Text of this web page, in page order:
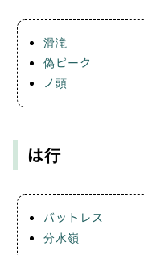
滑滝
偽ピーク
ノ頭
は行
バットレス
分水嶺